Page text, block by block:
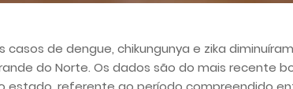
casos de dengue, chikungunya e zika
do Norte. Os dados são do mais recente